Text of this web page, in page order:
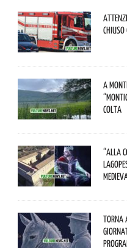
A
colta
“Alla
Torna